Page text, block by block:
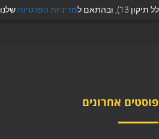
מדיניות הפרטיות
פוסטים אחרונים